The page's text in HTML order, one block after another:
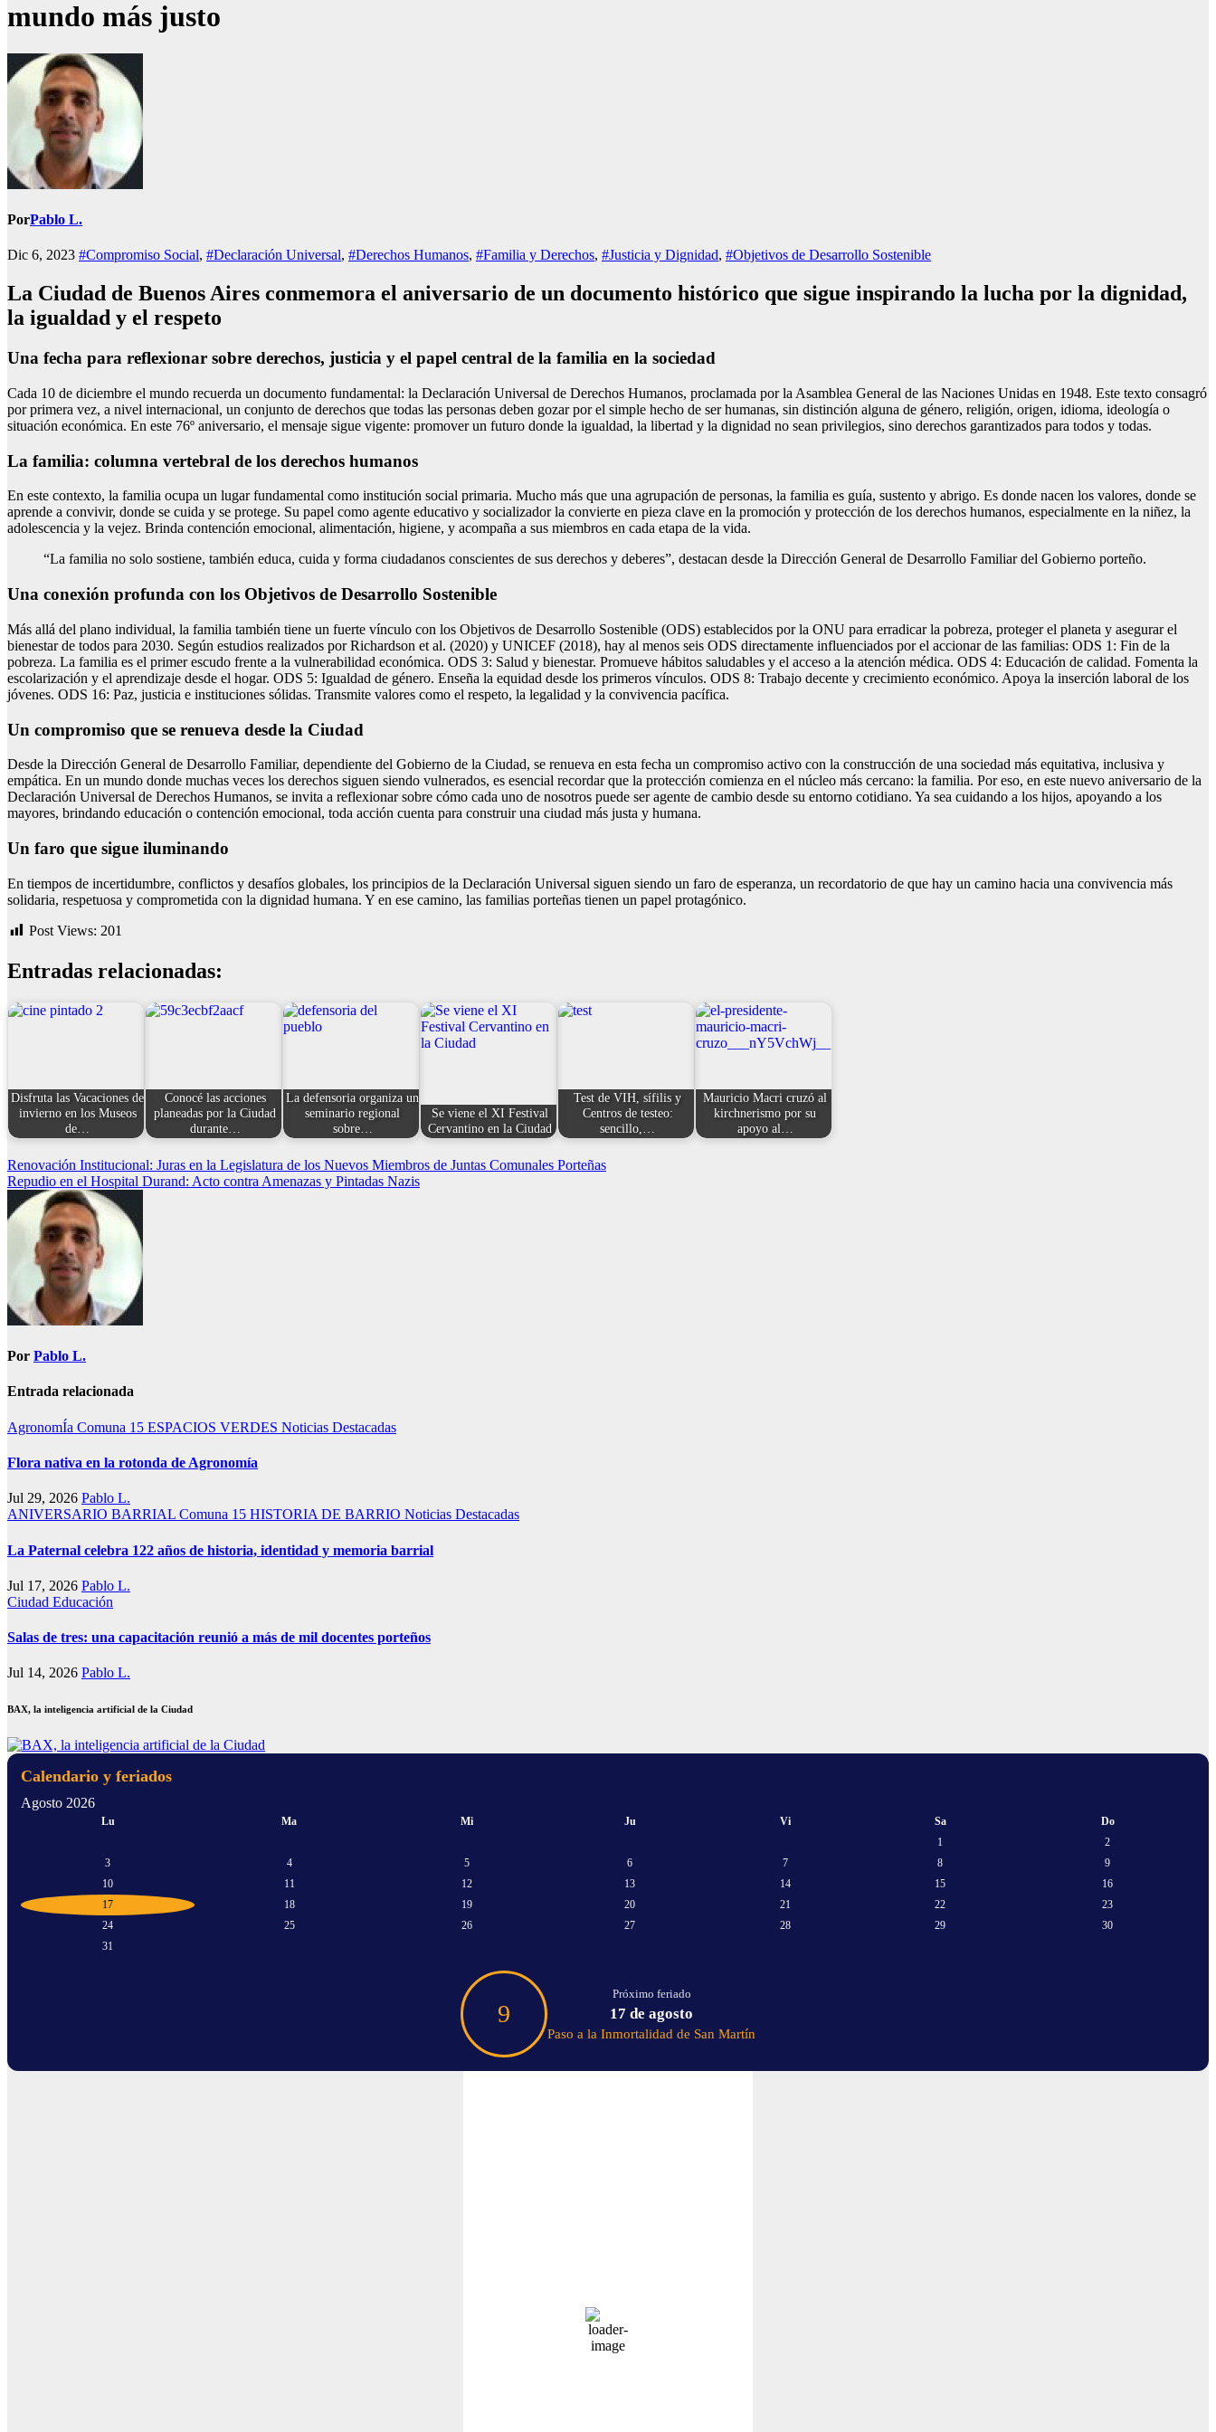
mundo más justo
PorPablo L.
Dic 6, 2023 #Compromiso Social, #Declaración Universal, #Derechos Humanos, #Familia y Derechos, #Justicia y Dignidad, #Objetivos de Desarrollo Sostenible
La Ciudad de Buenos Aires conmemora el aniversario de un documento histórico que sigue inspirando la lucha por la dignidad,
la igualdad y el respeto
Una fecha para reflexionar sobre derechos, justicia y el papel central de la familia en la sociedad
Cada 10 de diciembre el mundo recuerda un documento fundamental: la Declaración Universal de Derechos Humanos, proclamada por la Asamblea General de las Naciones Unidas en 1948. Este texto consagró
por primera vez, a nivel internacional, un conjunto de derechos que todas las personas deben gozar por el simple hecho de ser humanas, sin distinción alguna de género, religión, origen, idioma, ideología o
situación económica. En este 76º aniversario, el mensaje sigue vigente: promover un futuro donde la igualdad, la libertad y la dignidad no sean privilegios, sino derechos garantizados para todos y todas.
La familia: columna vertebral de los derechos humanos
En este contexto, la familia ocupa un lugar fundamental como institución social primaria. Mucho más que una agrupación de personas, la familia es guía, sustento y abrigo. Es donde nacen los valores, donde se
aprende a convivir, donde se cuida y se protege. Su papel como agente educativo y socializador la convierte en pieza clave en la promoción y protección de los derechos humanos, especialmente en la niñez, la
adolescencia y la vejez. Brinda contención emocional, alimentación, higiene, y acompaña a sus miembros en cada etapa de la vida.
“La familia no solo sostiene, también educa, cuida y forma ciudadanos conscientes de sus derechos y deberes”, destacan desde la Dirección General de Desarrollo Familiar del Gobierno porteño.
Una conexión profunda con los Objetivos de Desarrollo Sostenible
Más allá del plano individual, la familia también tiene un fuerte vínculo con los Objetivos de Desarrollo Sostenible (ODS) establecidos por la ONU para erradicar la pobreza, proteger el planeta y asegurar el
bienestar de todos para 2030. Según estudios realizados por Richardson et al. (2020) y UNICEF (2018), hay al menos seis ODS directamente influenciados por el accionar de las familias: ODS 1: Fin de la
pobreza. La familia es el primer escudo frente a la vulnerabilidad económica. ODS 3: Salud y bienestar. Promueve hábitos saludables y el acceso a la atención médica. ODS 4: Educación de calidad. Fomenta la
escolarización y el aprendizaje desde el hogar. ODS 5: Igualdad de género. Enseña la equidad desde los primeros vínculos. ODS 8: Trabajo decente y crecimiento económico. Apoya la inserción laboral de los
jóvenes. ODS 16: Paz, justicia e instituciones sólidas. Transmite valores como el respeto, la legalidad y la convivencia pacífica.
Un compromiso que se renueva desde la Ciudad
Desde la Dirección General de Desarrollo Familiar, dependiente del Gobierno de la Ciudad, se renueva en esta fecha un compromiso activo con la construcción de una sociedad más equitativa, inclusiva y
empática. En un mundo donde muchas veces los derechos siguen siendo vulnerados, es esencial recordar que la protección comienza en el núcleo más cercano: la familia. Por eso, en este nuevo aniversario de la
Declaración Universal de Derechos Humanos, se invita a reflexionar sobre cómo cada uno de nosotros puede ser agente de cambio desde su entorno cotidiano. Ya sea cuidando a los hijos, apoyando a los
mayores, brindando educación o contención emocional, toda acción cuenta para construir una ciudad más justa y humana.
Un faro que sigue iluminando
En tiempos de incertidumbre, conflictos y desafíos globales, los principios de la Declaración Universal siguen siendo un faro de esperanza, un recordatorio de que hay un camino hacia una convivencia más
solidaria, respetuosa y comprometida con la dignidad humana. Y en ese camino, las familias porteñas tienen un papel protagónico.
Post Views: 201
Entradas relacionadas:
Disfruta las Vacaciones de
invierno en los Museos
de…
Conocé las acciones
planeadas por la Ciudad
durante…
La defensoria organiza un
seminario regional
sobre…
Se viene el XI Festival
Cervantino en la Ciudad
Test de VIH, sífilis y
Centros de testeo:
sencillo,…
Mauricio Macri cruzó al
kirchnerismo por su
apoyo al…
Navegación
de
entradas
Renovación Institucional: Juras en la Legislatura de los Nuevos Miembros de Juntas Comunales Porteñas
Repudio en el Hospital Durand: Acto contra Amenazas y Pintadas Nazis
Por Pablo L.
Entrada relacionada
AgronomÍa Comuna 15 ESPACIOS VERDES Noticias Destacadas
Flora nativa en la rotonda de Agronomía
Jul 29, 2026 Pablo L.
ANIVERSARIO BARRIAL Comuna 15 HISTORIA DE BARRIO Noticias Destacadas
La Paternal celebra 122 años de historia, identidad y memoria barrial
Jul 17, 2026 Pablo L.
Ciudad Educación
Salas de tres: una capacitación reunió a más de mil docentes porteños
Jul 14, 2026 Pablo L.
BAX, la inteligencia artificial de la Ciudad
Calendario y feriados
Agosto 2026
Lu Ma Mi Ju Vi Sa
Do
1
2
3
4 5 6 7 8
9
10
11 12 13 14 15
16
17
18 19 20 21 22
23
24
25 26 27 28 29
30
31
9
Próximo feriado
17 de agosto
Paso a la Inmortalidad de San Martín
Atardecer: